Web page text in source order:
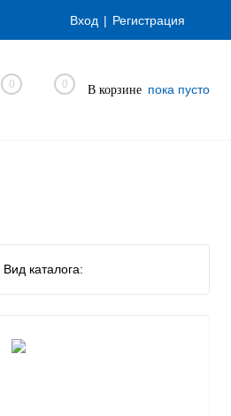
Вход Регистрация
0 0 В корзине пока пусто
Вид каталога: